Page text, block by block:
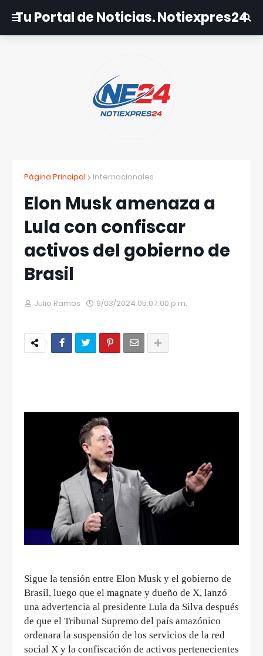
Tu Portal de Noticias. Notiexpres24
Página Principal Internacionales
Elon Musk amenaza a
Lula con confiscar
activos del gobierno de
Brasil
Julio Ramos 9/03/2024 05:07:00 p.m.
Sigue la tensión entre Elon Musk y el gobierno de
Brasil, luego que el magnate y dueño de X, lanzó
una advertencia al presidente Lula da Silva después
de que el Tribunal Supremo del país amazónico
ordenara la suspensión de los servicios de la red
social X y la confiscación de activos pertenecientes